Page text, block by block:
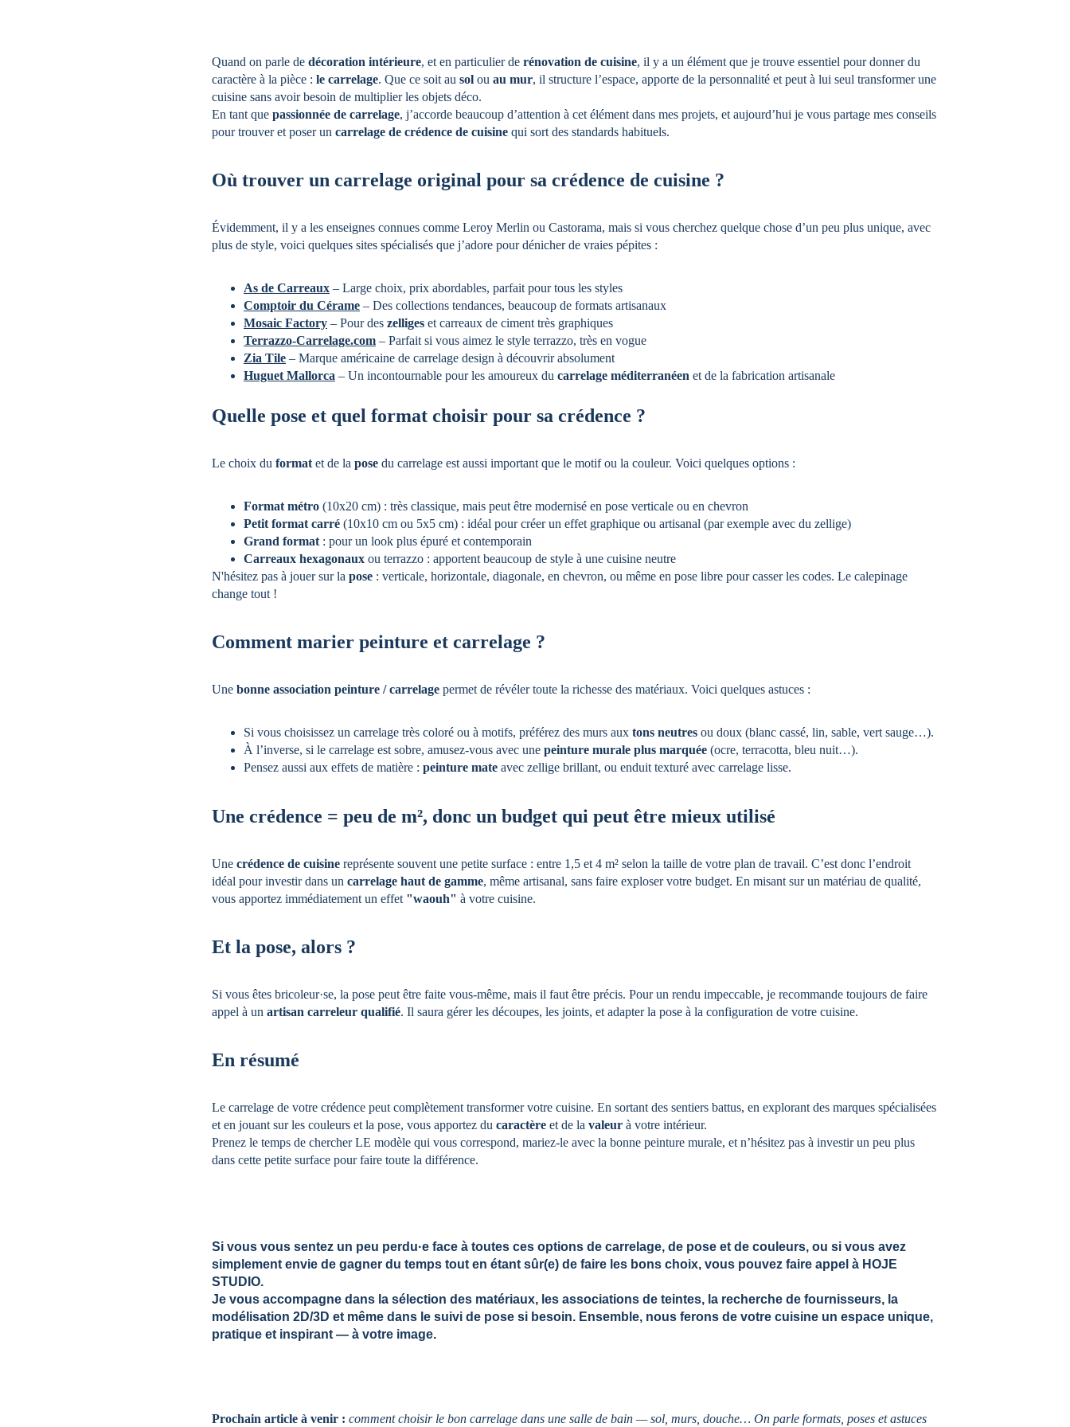
Quand on parle de décoration intérieure, et en particulier de rénovation de cuisine, il y a un élément que je trouve essentiel pour donner du
caractère à la pièce : le carrelage. Que ce soit au sol ou au mur, il structure l’espace, apporte de la personnalité et peut à lui seul transformer une
cuisine sans avoir besoin de multiplier les objets déco.
En tant que passionnée de carrelage, j’accorde beaucoup d’attention à cet élément dans mes projets, et aujourd’hui je vous partage mes conseils
pour trouver et poser un carrelage de crédence de cuisine qui sort des standards habituels.
Où trouver un carrelage original pour sa crédence de cuisine ?
Évidemment, il y a les enseignes connues comme Leroy Merlin ou Castorama, mais si vous cherchez quelque chose d’un peu plus unique, avec
plus de style, voici quelques sites spécialisés que j’adore pour dénicher de vraies pépites :
As de Carreaux – Large choix, prix abordables, parfait pour tous les styles
Comptoir du Cérame – Des collections tendances, beaucoup de formats artisanaux
Mosaic Factory – Pour des zelliges et carreaux de ciment très graphiques
Terrazzo-Carrelage.com – Parfait si vous aimez le style terrazzo, très en vogue
Zia Tile – Marque américaine de carrelage design à découvrir absolument
Huguet Mallorca – Un incontournable pour les amoureux du carrelage méditerranéen et de la fabrication artisanale
Quelle pose et quel format choisir pour sa crédence ?
Le choix du format et de la pose du carrelage est aussi important que le motif ou la couleur. Voici quelques options :
Format métro (10x20 cm) : très classique, mais peut être modernisé en pose verticale ou en chevron
Petit format carré (10x10 cm ou 5x5 cm) : idéal pour créer un effet graphique ou artisanal (par exemple avec du zellige)
Grand format : pour un look plus épuré et contemporain
Carreaux hexagonaux ou terrazzo : apportent beaucoup de style à une cuisine neutre
N'hésitez pas à jouer sur la pose : verticale, horizontale, diagonale, en chevron, ou même en pose libre pour casser les codes. Le calepinage
change tout !
Comment marier peinture et carrelage ?
Une bonne association peinture / carrelage permet de révéler toute la richesse des matériaux. Voici quelques astuces :
Si vous choisissez un carrelage très coloré ou à motifs, préférez des murs aux tons neutres ou doux (blanc cassé, lin, sable, vert sauge…).
À l’inverse, si le carrelage est sobre, amusez-vous avec une peinture murale plus marquée (ocre, terracotta, bleu nuit…).
Pensez aussi aux effets de matière : peinture mate avec zellige brillant, ou enduit texturé avec carrelage lisse.
Une crédence = peu de m², donc un budget qui peut être mieux utilisé
Une crédence de cuisine représente souvent une petite surface : entre 1,5 et 4 m² selon la taille de votre plan de travail. C’est donc l’endroit
idéal pour investir dans un carrelage haut de gamme, même artisanal, sans faire exploser votre budget. En misant sur un matériau de qualité,
vous apportez immédiatement un effet "waouh" à votre cuisine.
Et la pose, alors ?
Si vous êtes bricoleur·se, la pose peut être faite vous-même, mais il faut être précis. Pour un rendu impeccable, je recommande toujours de faire
appel à un artisan carreleur qualifié. Il saura gérer les découpes, les joints, et adapter la pose à la configuration de votre cuisine.
En résumé
Le carrelage de votre crédence peut complètement transformer votre cuisine. En sortant des sentiers battus, en explorant des marques spécialisées
et en jouant sur les couleurs et la pose, vous apportez du caractère et de la valeur à votre intérieur.
Prenez le temps de chercher LE modèle qui vous correspond, mariez-le avec la bonne peinture murale, et n’hésitez pas à investir un peu plus
dans cette petite surface pour faire toute la différence.
Si vous vous sentez un peu perdu·e face à toutes ces options de carrelage, de pose et de couleurs, ou si vous avez
simplement envie de gagner du temps tout en étant sûr(e) de faire les bons choix, vous pouvez faire appel à HOJE
STUDIO.
Je vous accompagne dans la sélection des matériaux, les associations de teintes, la recherche de fournisseurs, la
modélisation 2D/3D et même dans le suivi de pose si besoin. Ensemble, nous ferons de votre cuisine un espace unique,
pratique et inspirant — à votre image.
Prochain article à venir : comment choisir le bon carrelage dans une salle de bain — sol, murs, douche… On parle formats, poses et astuces